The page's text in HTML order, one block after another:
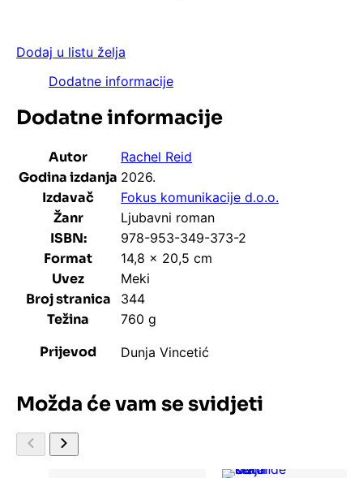
Dodaj u listu želja
Dodatne informacije
Dodatne informacije
Autor Rachel Reid
Godina izdanja 2026.
Izdavač Fokus komunikacije d.o.o.
Žanr Ljubavni roman
ISBN: 978-953-349-373-2
Format 14,8 x 20,5 cm
Uvez Meki
Broj stranica 344
Težina 760 g
Prijevod Dunja Vincetić
Možda će vam se svidjeti